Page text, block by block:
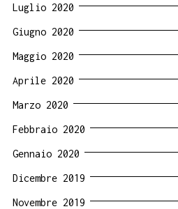
Luglio 2020
Giugno 2020
Maggio 2020
Aprile 2020
Marzo 2020
Febbraio 2020
Gennaio 2020
Dicembre 2019
Novembre 2019